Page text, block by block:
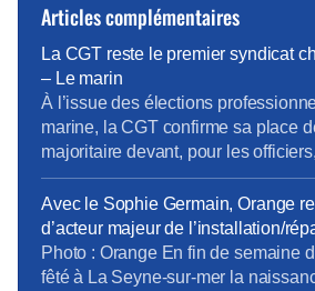
Articles complémentaires
La CGT reste le premier syndicat
– Le marin
À l’issue des élections
marine, la CGT confirme sa place
majoritaire devant, pour les
Les élections professionnelles
les 300 salariés inscrits chez
taux de participation de 77 %, le
CGT d’obtenir 57,14 % des voix,
la […]
Avec le Sophie Germain, Orange
d’acteur majeur de l’installation/
sous-marins
Photo : Orange En fin de semaine
fêté à La Seyne-sur-mer la